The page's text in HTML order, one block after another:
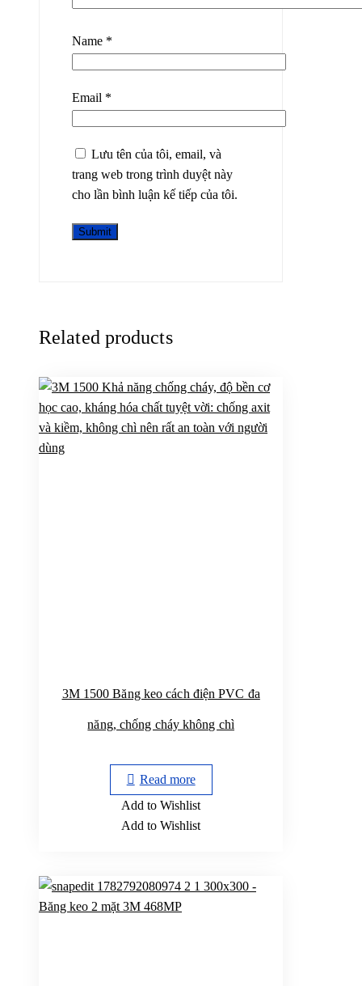
Name *
Email *
Lưu tên của tôi, email, và
trang web trong trình duyệt này
cho lần bình luận kế tiếp của tôi.
Related products
3M 1500 Băng keo cách điện PVC đa
năng, chống cháy không chì
Read more
Add to Wishlist
Add to Wishlist